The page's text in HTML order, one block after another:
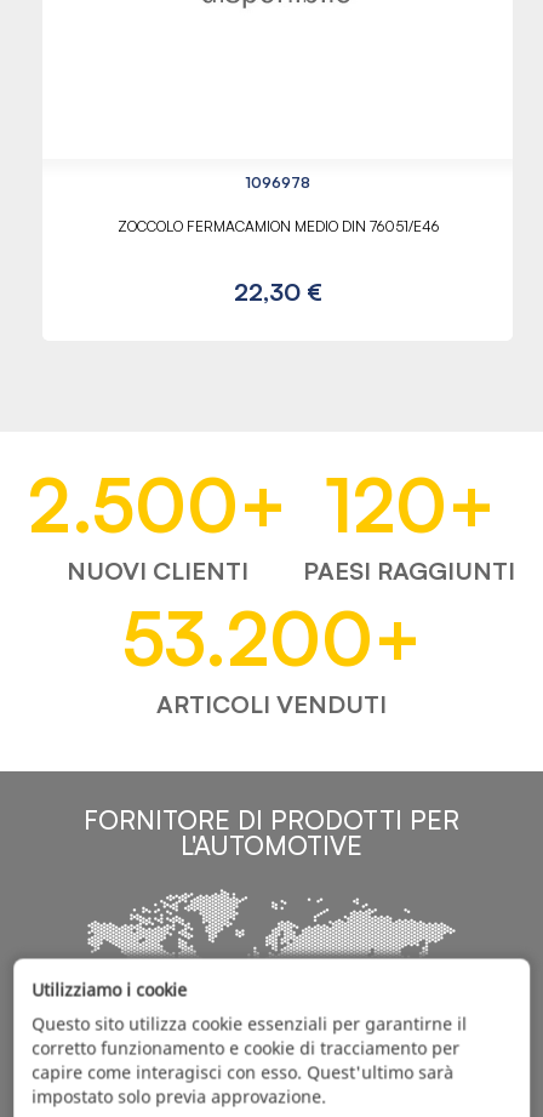
1096978
ZOCCOLO FERMACAMION MEDIO DIN 76051/E46
22,30 €
2.500+
NUOVI CLIENTI
120+
PAESI RAGGIUNTI
53.200+
ARTICOLI VENDUTI
FORNITORE DI PRODOTTI PER
L'AUTOMOTIVE
Utilizziamo i cookie
Questo sito utilizza cookie essenziali per garantirne il
corretto funzionamento e cookie di tracciamento per
capire come interagisci con esso. Quest'ultimo sarà
impostato solo previa approvazione.